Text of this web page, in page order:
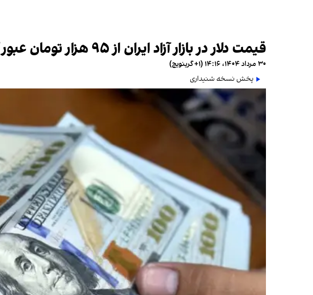
قیمت دلار در بازار آزاد ایران از ۹۵ هزار تومان عبور کرد
۳۰ مرداد ۱۴۰۴، ۱۴:۱۶ (‎+۱ گرینویچ)
پخش نسخه شنیداری